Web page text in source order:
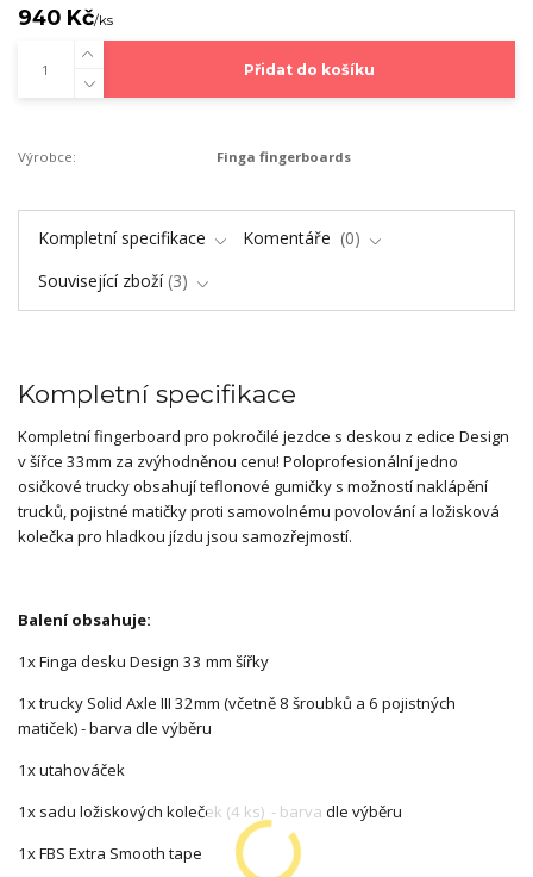
940 Kč/ks
Přidat do košíku
Výrobce: Finga fingerboards
Kompletní specifikace Komentáře
0
Související zboží 3
Kompletní specifikace
Kompletní fingerboard pro pokročilé jezdce s deskou z edice Design
v šířce 33mm za zvýhodněnou cenu! Poloprofesionální jedno
osičkové trucky obsahují teflonové gumičky s možností naklápění
trucků, pojistné matičky proti samovolnému povolování a ložisková
kolečka pro hladkou jízdu jsou samozřejmostí.
Balení obsahuje:
1x Finga desku Design 33 mm šířky
1x trucky Solid Axle III 32mm (včetně 8 šroubků a 6 pojistných
matiček) - barva dle výběru
1x utahováček
1x sadu ložiskových koleček (4 ks) - barva dle výběru
1x FBS Extra Smooth tape